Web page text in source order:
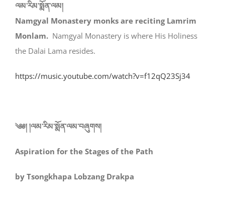
ལམ་རིམ་སྨོན་ལམ།
Namgyal Monastery monks are reciting Lamrim
Monlam. Namgyal Monastery is where His Holiness
the Dalai Lama resides.
https://music.youtube.com/watch?v=f12qQ23Sj34
༄༅། །ལམ་རིམ་སྨོན་ལམ་བཞུགས།
Aspiration for the Stages of the Path
by Tsongkhapa Lobzang Drakpa